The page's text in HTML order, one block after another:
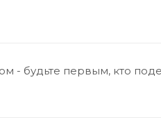
- будьте первым, кто